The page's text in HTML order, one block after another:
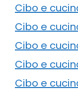
Cibo e
Cibo e
Cibo e
Cibo e
Cibo e